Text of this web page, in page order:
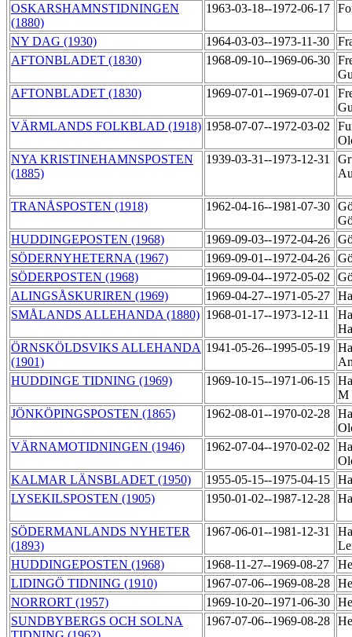
OSKARSHAMNSTIDNINGEN
(1880)
1963-03-18--1972-06-17
NY DAG (1930) 1964-03-03--1973-11-30
AFTONBLADET (1830)
1968-09-10--1969-06-30
AFTONBLADET (1830)
1969-07-01--1969-07-01
VÄRMLANDS FOLKBLAD (1918) 1958-07-07--1972-03-02
NYA KRISTINEHAMNSPOSTEN
(1885)
1939-03-31--1973-12-31
TRANÅSPOSTEN (1918) 1962-04-16--1981-07-30
HUDDINGEPOSTEN (1968)
1969-09-03--1972-04-26
SÖDERNYHETERNA (1967)
1969-09-01--1972-04-26
SÖDERPOSTEN (1968)
1969-09-04--1972-05-02
ALINGSÅSKURIREN (1969)
1969-04-27--1971-05-27
SMÅLANDS ALLEHANDA (1880) 1968-01-17--1973-12-11
ÖRNSKÖLDSVIKS ALLEHANDA
(1901)
1941-05-26--1995-05-19
HUDDINGE TIDNING (1969)
1969-10-15--1971-06-15
M
JÖNKÖPINGSPOSTEN (1865)
1962-08-01--1970-02-28
VÄRNAMOTIDNINGEN (1946)
1962-07-04--1970-02-02
KALMAR LÄNSBLADET (1950)
1955-05-15--1975-04-15
LYSEKILSPOSTEN (1905)
1950-01-02--1987-12-28
SÖDERMANLANDS NYHETER
(1893)
1967-06-01--1981-12-31
HUDDINGEPOSTEN (1968)
1968-11-27--1969-08-27
LIDINGÖ TIDNING (1910)
1967-07-06--1969-08-28
NORRORT (1957)
1969-10-20--1971-06-30
SUNDBYBERGS OCH SOLNA
1967-07-06--1969-08-28